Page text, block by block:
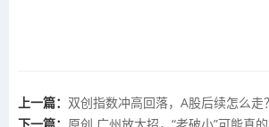
上一篇： 双创指数冲高回落，A股后续怎么走？